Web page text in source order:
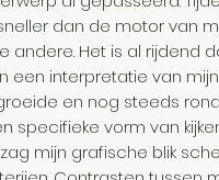
dan de motor van
andere. Het is al rijdend
een interpretatie van
en nog steeds
specifieke vorm van
mijn grafische blik